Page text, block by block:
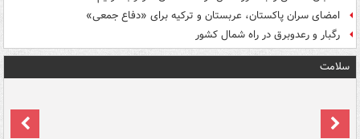
امضای سران پاکستان، عربستان و ترکیه برای «دفاع جمعی»
رگبار و رعدوبرق در راه شمال کشور
سلامت